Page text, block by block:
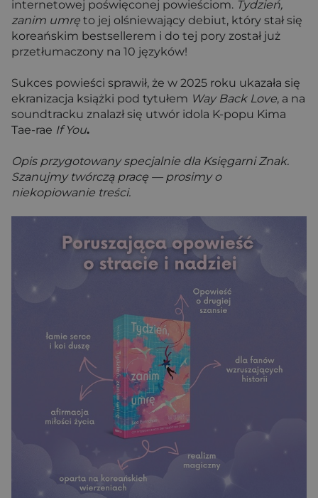
internetowej poświęconej powieściom. Tydzień,
zanim umrę to jej olśniewający debiut, który stał się
koreańskim bestsellerem i do tej pory został już
przetłumaczony na 10 języków!
Sukces powieści sprawił, że w 2025 roku ukazała się
ekranizacja książki pod tytułem Way Back Love, a na
soundtracku znalazł się utwór idola K-popu Kima
Tae-rae If You.
Opis przygotowany specjalnie dla Księgarni Znak.
Szanujmy twórczą pracę — prosimy o
niekopiowanie treści.